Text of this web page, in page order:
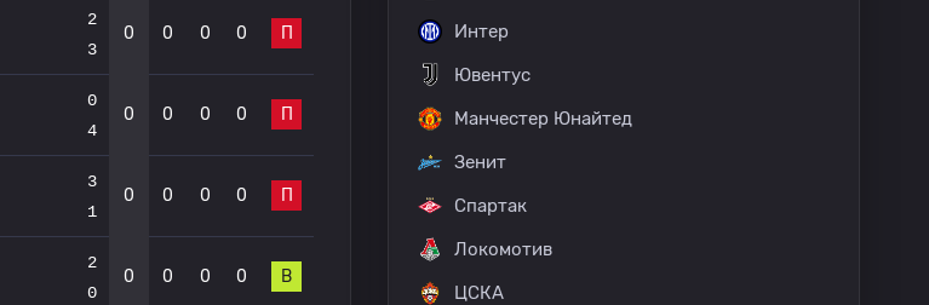
2
3
0 0 0 0 П
0
4
0 0 0 0 П
3
1
0 0 0 0 П
2
0
0 0 0 0 В
Интер
Ювентус
Манчестер Юнайтед
Зенит
Спартак
Локомотив
ЦСКА